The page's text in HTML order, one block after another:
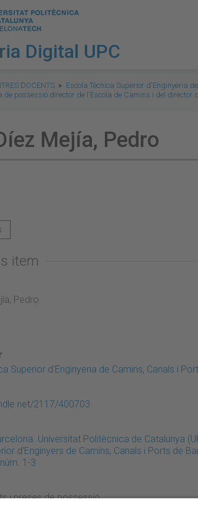
Digital UPC
DOCENTS Escola Tècnica Superior d'Enginyeria
de possessió director de l'Escola de Camins i del
Mejía, Pedro
item
Pedro
Superior d'Enginyeria de Camins, Canals i
2117/400703
Universitat Politècnica de Catalunya
d'Enginyers de Camins, Canals i Ports de
1-3
i preses de possessió